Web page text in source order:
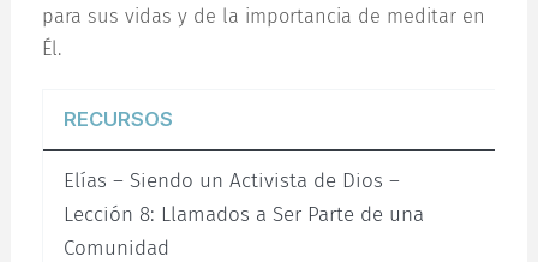
para sus vidas y de la importancia de meditar en
Él.
RECURSOS
Elías – Siendo un Activista de Dios –
Lección 8: Llamados a Ser Parte de una
Comunidad